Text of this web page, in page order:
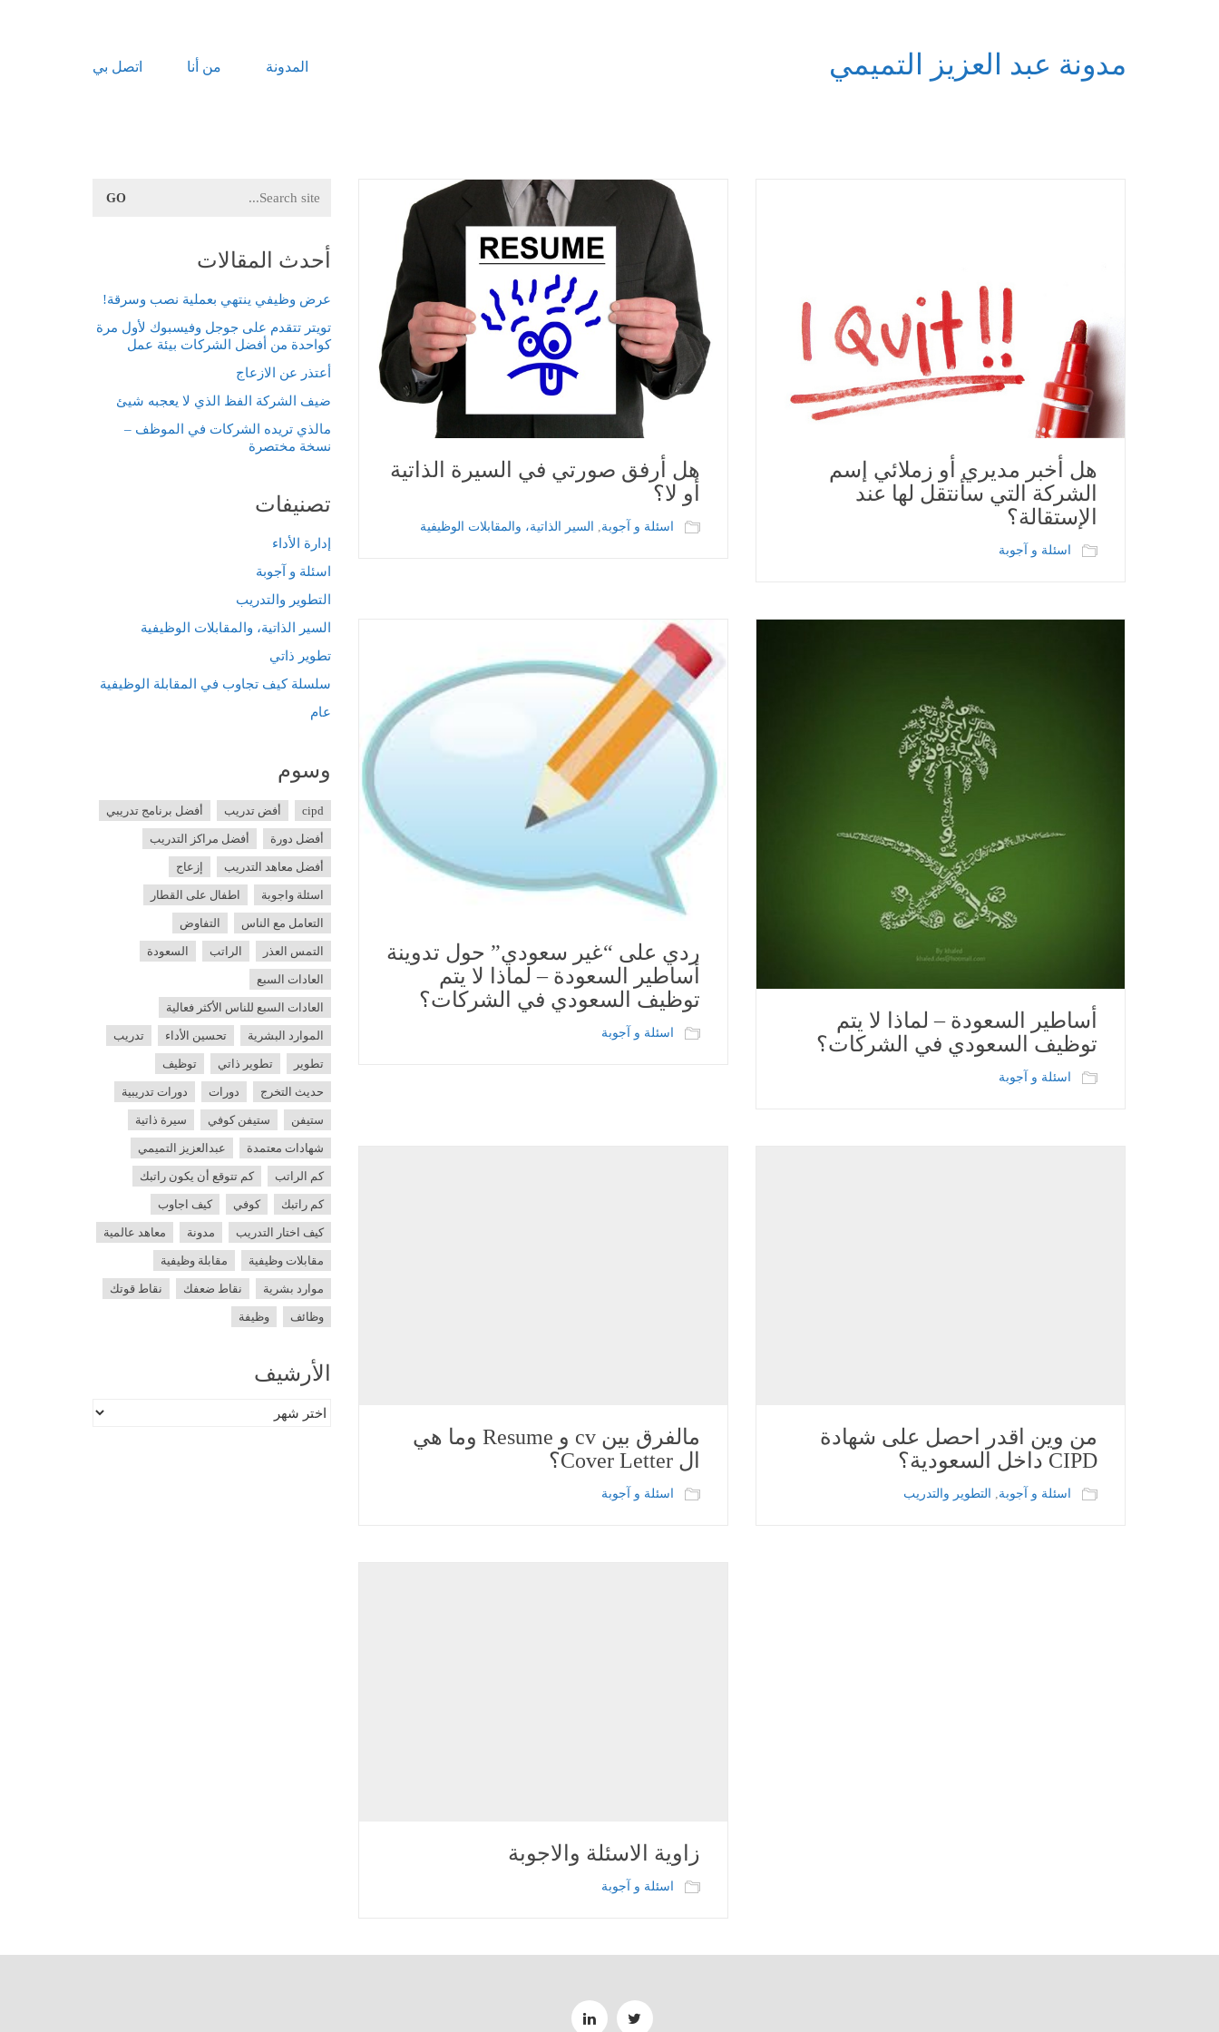
مدونة عبد العزيز التميمي المدونة من أنا اتصل بي
هل أرفق صورتي في السيرة الذاتية
أو لا؟
اسئلة و آجوبة السير الذاتية، والمقابلات الوظيفية
هل أخبر مديري أو زملائي إسم
الشركة التي سأنتقل لها عند
الإستقالة؟
اسئلة و آجوبة
ردي على “غير سعودي” حول تدوينة
أساطير السعودة – لماذا لا يتم
توظيف السعودي في الشركات؟
اسئلة و آجوبة
أساطير السعودة – لماذا لا يتم
توظيف السعودي في الشركات؟
اسئلة و آجوبة
مالفرق بين cv و Resume وما هي
ال Cover Letter؟
اسئلة و آجوبة
من وين اقدر احصل على شهادة
CIPD داخل السعودية؟
اسئلة و آجوبة, التطوير والتدريب
زاوية الاسئلة والاجوبة
اسئلة و آجوبة
for:
أحدث المقالات
عرض وظيفي ينتهي بعملية نصب وسرقة!
تويتر تتقدم على جوجل وفيسبوك لأول مرة
كواحدة من أفضل الشركات بيئة عمل
أعتذر عن الازعاج
ضيف الشركة الفظ الذي لا يعجبه شيئ
مالذي تريده الشركات في الموظف –
نسخة مختصرة
تصنيفات
إدارة الأداء
اسئلة و آجوبة
التطوير والتدريب
السير الذاتية، والمقابلات الوظيفية
تطوير ذاتي
سلسلة كيف تجاوب في المقابلة الوظيفية
عام
وسوم
cipd أفض تدريب أفضل برنامج تدريبي
أفضل دورة أفضل مراكز التدريب
أفضل معاهد التدريب إزعاج
اسئلة واجوبة اطفال على القطار
التعامل مع الناس التفاوض
التمس العذر الراتب السعودة
العادات السبع
العادات السبع للناس الأكثر فعالية
الموارد البشرية تحسين الأداء تدريب
تطوير تطوير ذاتي توظيف
حديث التخرج دورات دورات تدريبية
ستيفن ستيفن كوفي سيرة ذاتية
شهادات معتمدة عبدالعزيز التميمي
كم الراتب كم تتوقع أن يكون راتبك
كم راتبك كوفي كيف اجاوب
كيف اختار التدريب مدونة معاهد عالمية
مقابلات وظيفية مقابلة وظيفية
موارد بشرية نقاط ضعفك نقاط قوتك
وظائف وظيفة
الأرشيف
الأرشيف